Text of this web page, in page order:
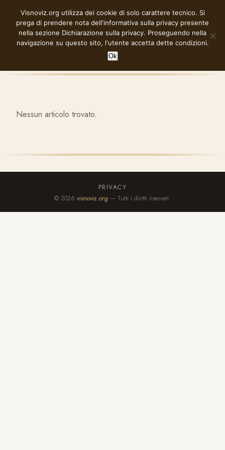
contenuto
VISNOVIZ.ORG
Nessun articolo trovato.
PRIVACY
© 2026 visnoviz.org — Tutti i diritti riservati.
Visnoviz.org utilizza dei cookie di solo carattere tecnico. Si
prega di prendere nota dell'informativa sulla privacy presente
nella sezione Dichiarazione sulla privacy. Proseguendo nella
navigazione su questo sito, l'utente accetta dette condizioni.
Ok